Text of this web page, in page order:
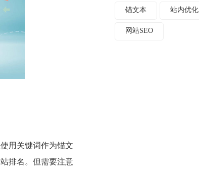
用关键词作为锚文
排名。但需要注意
锚文本 站内优化
网站SEO